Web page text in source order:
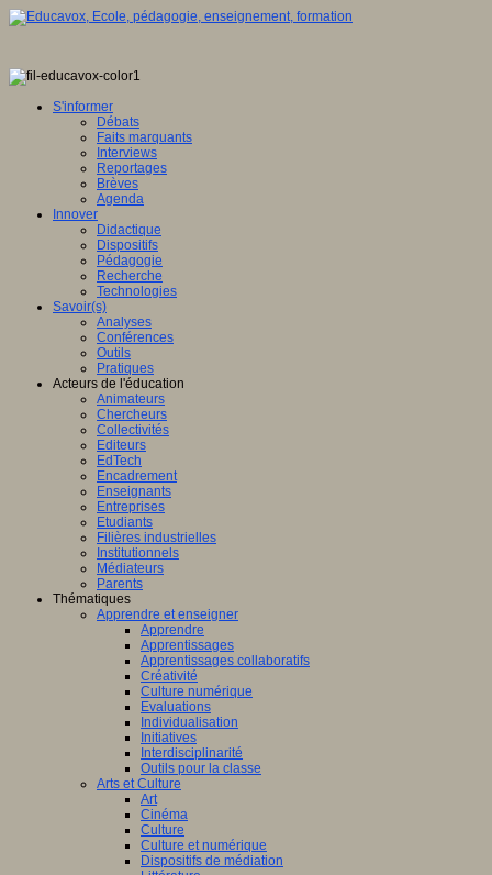
S'informer
Débats
Faits marquants
Interviews
Reportages
Brèves
Agenda
Innover
Didactique
Dispositifs
Pédagogie
Recherche
Technologies
Savoir(s)
Analyses
Conférences
Outils
Pratiques
Acteurs de l'éducation
Animateurs
Chercheurs
Collectivités
Editeurs
EdTech
Encadrement
Enseignants
Entreprises
Etudiants
Filières industrielles
Institutionnels
Médiateurs
Parents
Thématiques
Apprendre et enseigner
Apprendre
Apprentissages
Apprentissages collaboratifs
Créativité
Culture numérique
Evaluations
Individualisation
Initiatives
Interdisciplinarité
Outils pour la classe
Arts et Culture
Art
Cinéma
Culture
Culture et numérique
Dispositifs de médiation